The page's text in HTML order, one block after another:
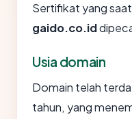
Sertifikat yang
gaido.co.id
Usia domain
Domain telah
tahun, yang